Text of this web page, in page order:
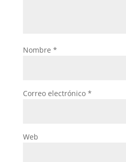
Nombre *
Correo electrónico *
Web